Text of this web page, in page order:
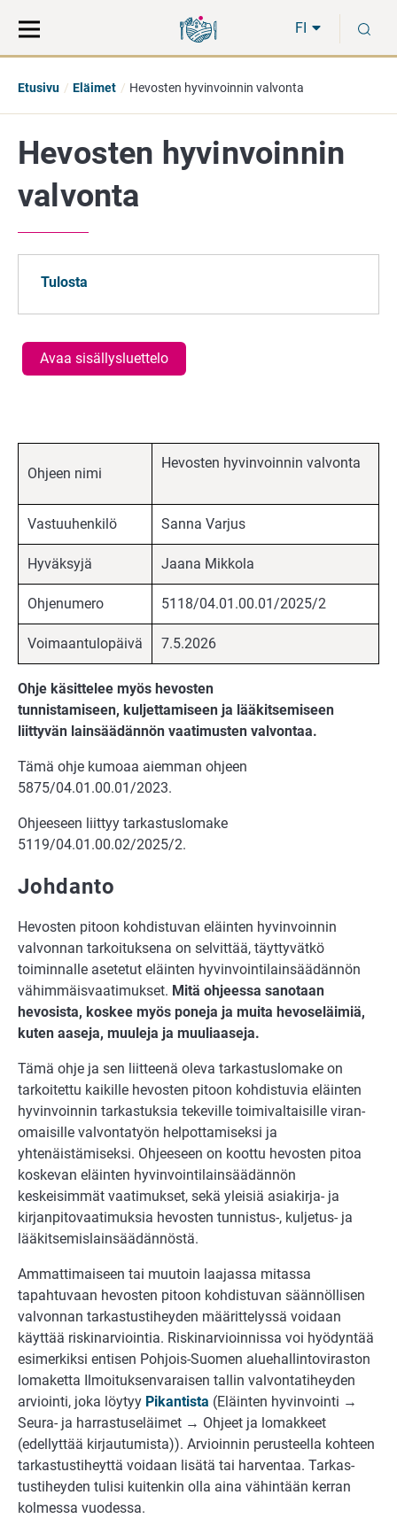
suoraan
sisältöön
koko
sivuston
FI
Etusivu Eläimet Hevosten hyvinvoinnin valvonta
Hevosten hyvinvoinnin
valvonta
Tulosta
Avaa sisällysluettelo
Ohjeen nimi
Hevosten hyvinvoinnin valvonta
Vastuuhenkilö Sanna Varjus
Hyväksyjä Jaana Mikkola
Ohjenumero 5118/04.01.00.01/2025/2
Voimaantulopäivä 7.5.2026
Ohje käsittelee myös hevosten
tunnistamiseen, kuljettamiseen ja lääkitsemiseen
liittyvän lainsäädännön vaatimusten valvontaa.
Tämä ohje kumoaa aiemman ohjeen
5875/04.01.00.01/2023.
Ohjeeseen liittyy tarkastuslomake
5119/04.01.00.02/2025/2.
Johdanto
Hevosten pitoon kohdistuvan eläinten hyvinvoinnin
valvonnan tarkoituksena on sel­vittää, täyttyvätkö
toiminnalle asetetut eläinten hyvinvointilainsäädännön
vähim­mäisvaatimukset. Mitä ohjeessa sanotaan
hevosista, koskee myös poneja ja muita hevoseläimiä,
kuten aaseja, muuleja ja muuliaaseja.
Tämä ohje ja sen liitteenä oleva tarkastuslomake on
tarkoitettu kaikille hevosten pitoon kohdistuvia eläinten
hyvinvoinnin tarkastuksia tekeville toimivaltaisille viran­
omaisille valvontatyön helpottamiseksi ja
yhtenäistämiseksi. Ohjeeseen on koottu hevosten pitoa
koskevan eläinten hyvinvointilainsäädännön
keskeisimmät vaatimuk­set, sekä yleisiä asiakirja- ja
kirjanpitovaatimuksia hevosten tunnistus-, kuljetus- ja
lääkitsemislainsäädännöstä.
Ammattimaiseen tai muutoin laajassa mitassa
tapahtuvaan hevosten pitoon kohdis­tuvan säännöllisen
valvonnan tarkastustiheyden määrittelyssä voidaan
käyttää riskin­arviointia. Riskinarvioinnissa voi hyödyntää
esimerkiksi entisen Pohjois-Suomen alue­hallinto­viraston
lomaketta Ilmoituksenvaraisen tallin valvontatiheyden
arviointi, joka löytyy Pikantista (Eläinten hyvinvointi →
Seura- ja harrastuseläimet → Ohjeet ja lo­makkeet
(edellyttää kirjautumista)). Arvioinnin perusteella kohteen
tarkastustiheyttä voidaan lisätä tai har­ven­taa. Tarkas­
tustiheyden tulisi kuitenkin olla aina vähintään kerran
kolmessa vuo­dessa.